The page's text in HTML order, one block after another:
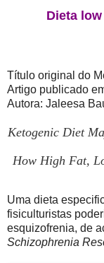
Dieta
Título original do
Artigo publicado
Autora: Jaleesa
Ketogenic Diet
How High Fat,
Uma dieta
fisiculturistas
esquizofrenia, de
Schizophrenia